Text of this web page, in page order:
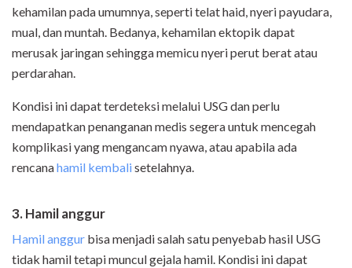
kehamilan pada umumnya, seperti telat haid, nyeri payudara,
mual, dan muntah. Bedanya, kehamilan ektopik dapat
merusak jaringan sehingga memicu nyeri perut berat atau
perdarahan.
Kondisi ini dapat terdeteksi melalui USG dan perlu
mendapatkan penanganan medis segera untuk mencegah
komplikasi yang mengancam nyawa, atau apabila ada
rencanahamil kembalisetelahnya.
3. Hamil anggur
Hamil anggur bisa menjadi salah satu penyebab hasil USG
tidak hamil tetapi muncul gejala hamil. Kondisi ini dapat